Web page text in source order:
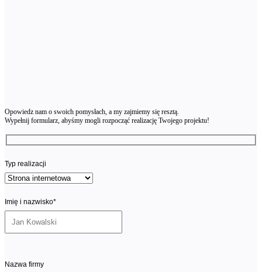
Opowiedz nam o swoich pomysłach, a my zajmiemy się resztą.
Wypełnij formularz, abyśmy mogli rozpocząć realizację Twojego projektu!
Typ realizacji
Imię i nazwisko*
Nazwa firmy